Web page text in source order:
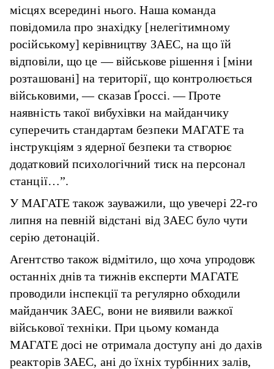
місцях всередині нього. Наша команда
повідомила про знахідку [нелегітимному
російському] керівництву ЗАЕС, на що їй
відповіли, що це — військове рішення і [міни
розташовані] на території, що контролюється
військовими, — сказав Ґроссі. — Проте
наявність такої вибухівки на майданчику
суперечить стандартам безпеки МАГАТЕ та
інструкціям з ядерної безпеки та створює
додатковий психологічний тиск на персонал
станції…”.
У МАГАТЕ також зауважили, що увечері 22-го
липня на певній відстані від ЗАЕС було чути
серію детонацій.
Агентство також відмітило, що хоча упродовж
останніх днів та тижнів експерти МАГАТЕ
проводили інспекції та регулярно обходили
майданчик ЗАЕС, вони не виявили важкої
військової техніки. При цьому команда
МАГАТЕ досі не отримала доступу ані до дахів
реакторів ЗАЕС, ані до їхніх турбінних залів,